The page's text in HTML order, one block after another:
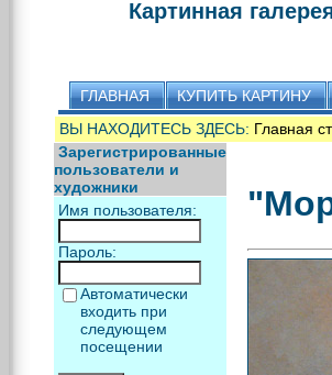
Картинная
ГЛАВНАЯ КУПИТЬ КАРТИНУ
ВЫ НАХОДИТЕСЬ ЗДЕСЬ: Главная
Зарегистрированные
пользователи и
художники
Имя пользователя:
Пароль:
Автоматически
входить при
следующем
посещении